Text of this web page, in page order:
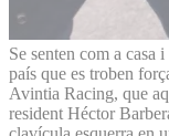
Se senten com a casa
país que es troben
Avintia Racing, que
resident Héctor